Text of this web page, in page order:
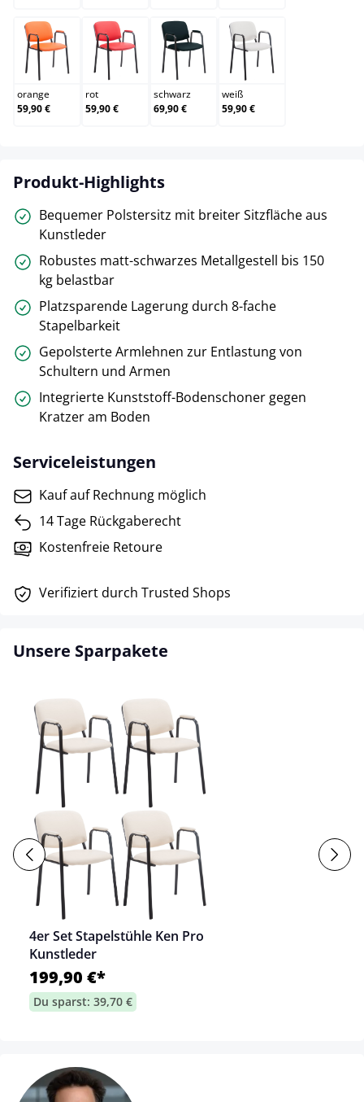
orange
orange
59,90 €
rot
rot
59,90 €
schwarz
schwarz
69,90 €
weiß
weiß
59,90 €
Produkt-Highlights
Bequemer Polstersitz mit breiter Sitzfläche aus
Kunstleder
Robustes matt-schwarzes Metallgestell bis 150
kg belastbar
Platzsparende Lagerung durch 8-fache
Stapelbarkeit
Gepolsterte Armlehnen zur Entlastung von
Schultern und Armen
Integrierte Kunststoff-Bodenschoner gegen
Kratzer am Boden
Serviceleistungen
Kauf auf Rechnung möglich
14 Tage Rückgaberecht
Kostenfreie Retoure
Verifiziert durch Trusted Shops
Unsere Sparpakete
4er Set Stapelstühle Ken Pro
Kunstleder
199,90 €*
Du sparst: 39,70 €